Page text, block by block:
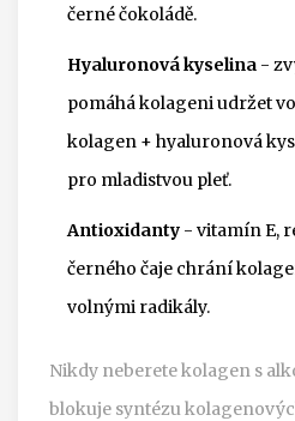
černé čokoládě.
Hyaluronová kyselina -
pomáhá kolageni udržet
kolagen + hyaluronová
pro mladistvou pleť.
Antioxidanty - vitamín E,
černého čaje chrání
volnými radikály.
Nikdy neberete kolagen s
blokuje syntézu